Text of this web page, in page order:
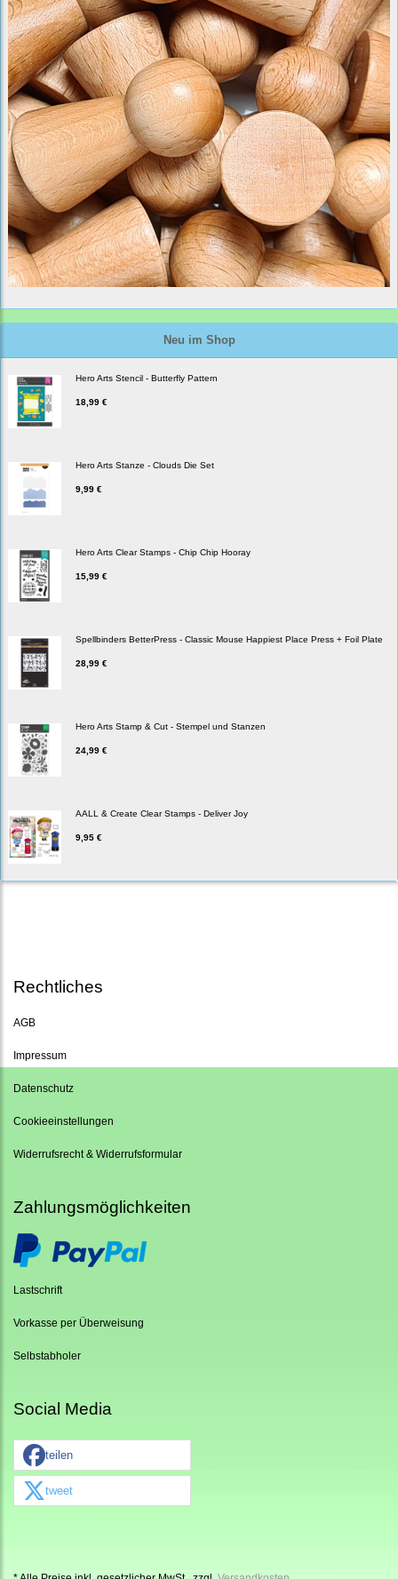
Neu im Shop
Hero Arts Stencil - Butterfly Pattern
18,99 €
Hero Arts Stanze - Clouds Die Set
9,99 €
Hero Arts Clear Stamps - Chip Chip Hooray
15,99 €
Spellbinders BetterPress - Classic Mouse Happiest Place Press + Foil Plate
28,99 €
Hero Arts Stamp & Cut - Stempel und Stanzen
24,99 €
AALL & Create Clear Stamps - Deliver Joy
9,95 €
Rechtliches
AGB
Impressum
Datenschutz
Cookieeinstellungen
Widerrufsrecht & Widerrufsformular
Zahlungsmöglichkeiten
Lastschrift
Vorkasse per Überweisung
Selbstabholer
Social Media
teilen
tweet